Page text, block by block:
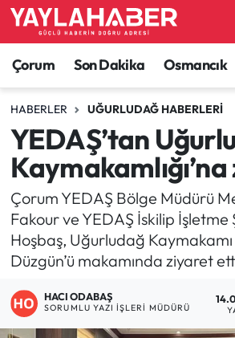
Çorum Son Dakika Osmancık
HABERLER UĞURLUDAĞ HABERLERI
YEDAŞ’tan
Çorum YEDAŞ Bölge Müdürü
Fakour ve YEDAŞ İskilip
Hoşbaş, Uğurludağ
Düzgün’ü makamında ziyaret
HACI ODABAŞ
SORUMLU YAZI İŞLERI MÜDÜRÜ
Alaca Haberleri
Bayat Haberleri
Bilgi - Keşfet Haberleri
Bilim ve Teknoloji
Boğazkale Haberleri
Çorum Haberleri
Çorum Son Dakika Haberleri
Çorum Nöbetçi Eczaneler
Çorum Hava Durumu
Çorum Namaz Vakitleri
Çorum Trafik Yoğunluk Haritası
TFF 1.Lig Puan Durumu ve
Tüm Manşetler
Son Dakika Haberleri